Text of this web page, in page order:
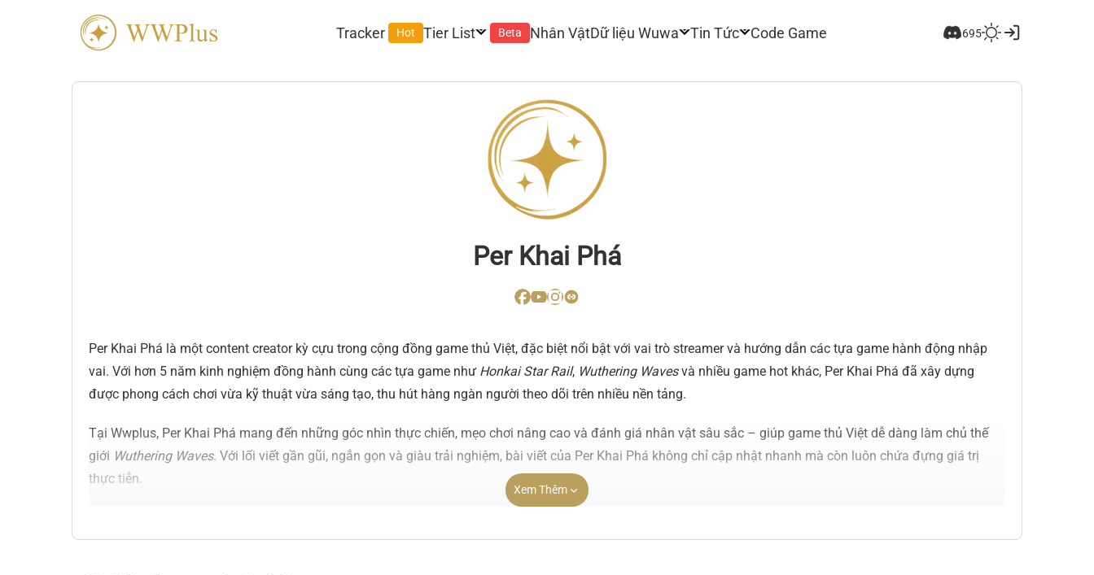
Tracker Hot Tier List Beta Nhân VậtDữ liệu Wuwa Tin Tức Code Game 695
Per Khai Phá
Per Khai Phá là một content creator kỳ cựu trong cộng đồng game thủ Việt, đặc biệt nổi bật với vai trò streamer và hướng dẫn các tựa game hành động nhập
vai. Với hơn 5 năm kinh nghiệm đồng hành cùng các tựa game như Honkai Star Rail, Wuthering Wavesvà nhiều game hot khác, Per Khai Phá đã xây dựng
được phong cách chơi vừa kỹ thuật vừa sáng tạo, thu hút hàng ngàn người theo dõi trên nhiều nền tảng.
Tại Wwplus, Per Khai Phá mang đến những góc nhìn thực chiến, mẹo chơi nâng cao và đánh giá nhân vật sâu sắc – giúp game thủ Việt dễ dàng làm chủ thế
giới Wuthering Waves. Với lối viết gần gũi, ngắn gọn và giàu trải nghiệm, bài viết của Per Khai Phá không chỉ cập nhật nhanh mà còn luôn chứa đựng giá trị
thực tiễn.
Xem Thêm